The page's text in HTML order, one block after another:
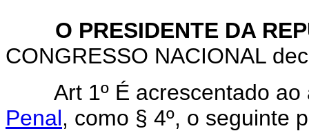
O PRESIDENTE DA
CONGRESSO NACIONAL
Art 1º É acrescentado
Penal, como § 4º, o seguinte